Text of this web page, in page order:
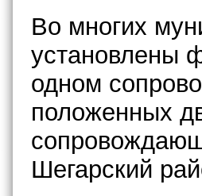
Во многих
установлены
одном
положенных
Шегарский